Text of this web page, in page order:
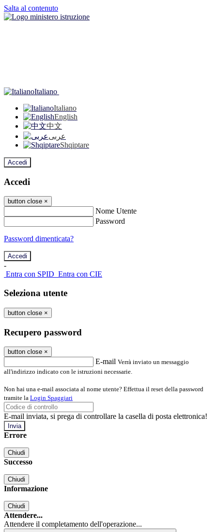
Salta al contenuto
Italiano
Italiano
English
中文
عربى
Shqiptare
Accedi
Accedi
button close ×
Nome Utente
Password
Password dimenticata?
-
Entra con SPID Entra con CIE
Seleziona utente
button close ×
Recupero password
button close ×
E-mail Verrà inviato un messaggio
all'indirizzo indicato con le istruzioni necessarie.
Non hai una e-mail associata al nome utente? Effettua il reset della password
tramite la Login Spaggiari
E-mail inviata, si prega di controllare la casella di posta elettronica!
Errore
Chiudi
Successo
Chiudi
Informazione
Chiudi
Attendere...
Attendere il completamento dell'operazione...